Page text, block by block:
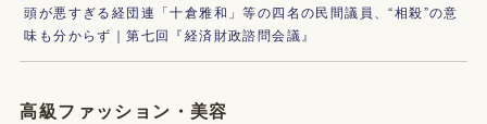
頭が悪すぎる経団連「十倉雅和」等の四名の民間議員、“相殺”の意
味も分からず｜第七回『経済財政諮問会議』
高級ファッション・美容